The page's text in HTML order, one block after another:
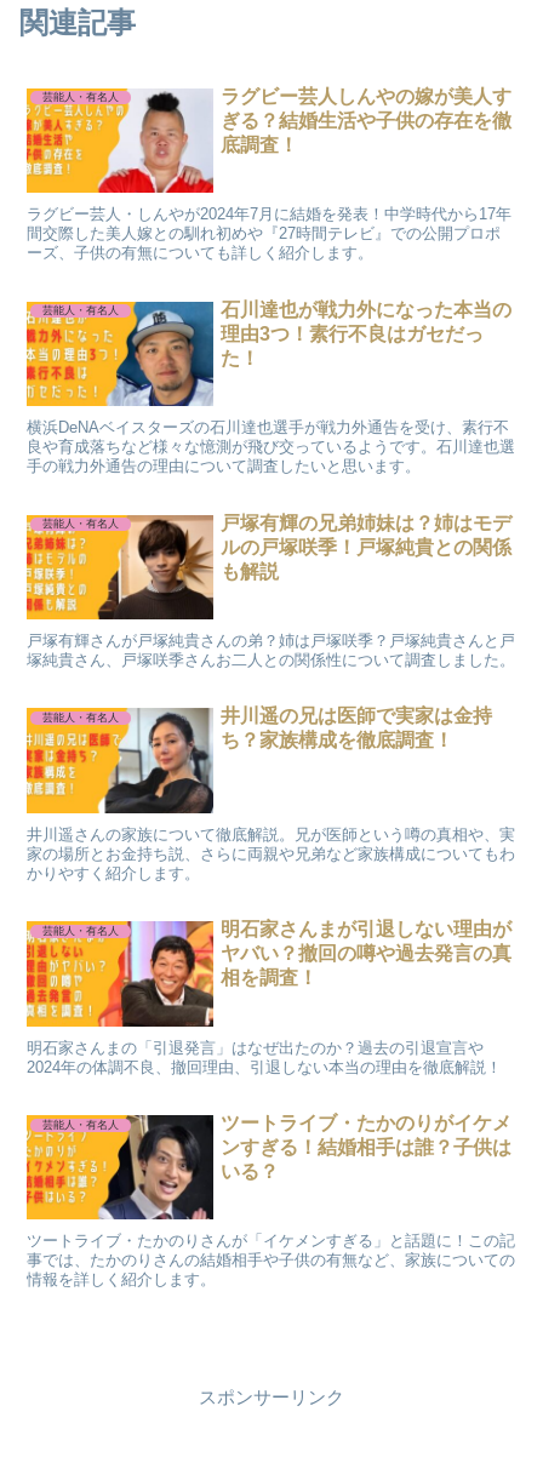
関連記事
芸能人・有名人
ラグビー芸人しんやの嫁が美人す
ぎる？結婚生活や子供の存在を徹
底調査！
ラグビー芸人・しんやが2024年7月に結婚を発表！中学時代から17年
間交際した美人嫁との馴れ初めや『27時間テレビ』での公開プロポ
ーズ、子供の有無についても詳しく紹介します。
芸能人・有名人
石川達也が戦力外になった本当の
理由3つ！素行不良はガセだっ
た！
横浜DeNAベイスターズの石川達也選手が戦力外通告を受け、素行不
良や育成落ちなど様々な憶測が飛び交っているようです。石川達也選
手の戦力外通告の理由について調査したいと思います。
芸能人・有名人
戸塚有輝の兄弟姉妹は？姉はモデ
ルの戸塚咲季！戸塚純貴との関係
も解説
戸塚有輝さんが戸塚純貴さんの弟？姉は戸塚咲季？戸塚純貴さんと戸
塚純貴さん、戸塚咲季さんお二人との関係性について調査しました。
芸能人・有名人
井川遥の兄は医師で実家は金持
ち？家族構成を徹底調査！
井川遥さんの家族について徹底解説。兄が医師という噂の真相や、実
家の場所とお金持ち説、さらに両親や兄弟など家族構成についてもわ
かりやすく紹介します。
芸能人・有名人
明石家さんまが引退しない理由が
ヤバい？撤回の噂や過去発言の真
相を調査！
明石家さんまの「引退発言」はなぜ出たのか？過去の引退宣言や
2024年の体調不良、撤回理由、引退しない本当の理由を徹底解説！
芸能人・有名人
ツートライブ・たかのりがイケメ
ンすぎる！結婚相手は誰？子供は
いる？
ツートライブ・たかのりさんが「イケメンすぎる」と話題に！この記
事では、たかのりさんの結婚相手や子供の有無など、家族についての
情報を詳しく紹介します。
スポンサーリンク